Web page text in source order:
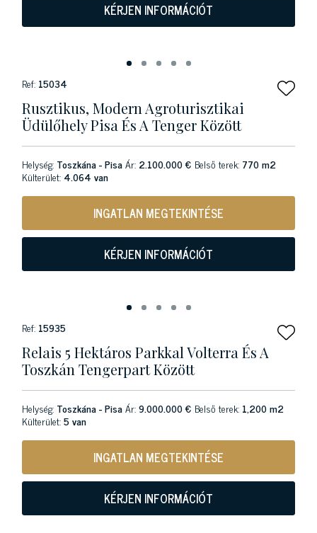
KÉRJEN INFORMÁCIÓT
Ref: 15034
Rusztikus, Modern Agroturisztikai
Üdülőhely Pisa És A Tenger Között
Helység: Toszkána - PisaÁr: 2.100.000 € Belső terek: 770 m2
Külterület: 4.064 van
INGATLAN MEGTEKINTÉSE
KÉRJEN INFORMÁCIÓT
Ref: 15935
Relais 5 Hektáros Parkkal Volterra És A
Toszkán Tengerpart Között
Helység: Toszkána - PisaÁr:9.000.000 € Belső terek: 1,200 m2
Külterület:5 van
INGATLAN MEGTEKINTÉSE
KÉRJEN INFORMÁCIÓT